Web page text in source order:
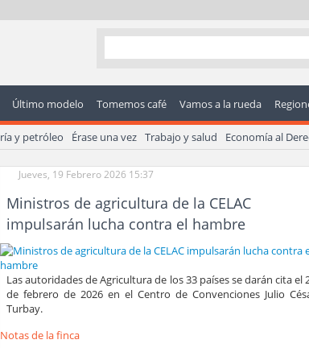
Último modelo Tomemos café Vamos a la rueda
y petróleo Érase una vez Trabajo y salud Economía al
Jueves, 19 Febrero 2026 15:37
Ministros de agricultura de la CELAC
impulsarán lucha contra el hambre
Las autoridades de Agricultura de los 33 países se darán cita el
de febrero de 2026 en el Centro de Convenciones Julio
Turbay.
Notas de la finca